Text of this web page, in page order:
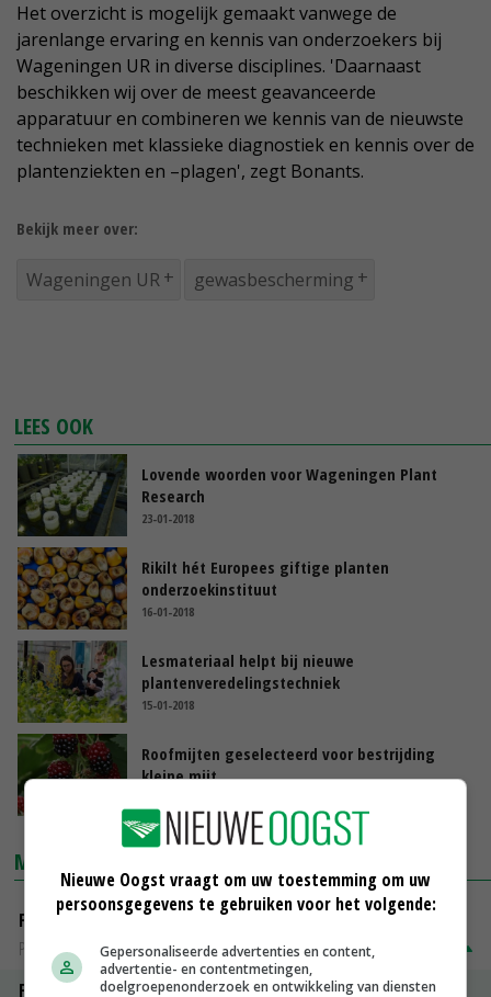
Het overzicht is mogelijk gemaakt vanwege de
jarenlange ervaring en kennis van onderzoekers bij
Wageningen UR in diverse disciplines. 'Daarnaast
beschikken wij over de meest geavanceerde
apparatuur en combineren we kennis van de nieuwste
technieken met klassieke diagnostiek en kennis over de
plantenziekten en –plagen', zegt Bonants.
Bekijk meer over:
Wageningen UR gewasbescherming
LEES OOK
Lovende woorden voor Wageningen Plant
Research
23-01-2018
Rikilt hét Europees giftige planten
onderzoekinstituut
16-01-2018
Lesmateriaal helpt bij nieuwe
plantenveredelingstechniek
15-01-2018
Roofmijten geselecteerd voor bestrijding
kleine mijt
MARKTPRIJZEN
Fontane
PotatoNL
€ 15,00
Fritesgeschikt NL Du Be
Nieuwe Oogst vraagt om uw toestemming om uw
persoonsgegevens te gebruiken voor het volgende:
Gepersonaliseerde advertenties en content,
advertentie- en contentmetingen,
doelgroepenonderzoek en ontwikkeling van diensten